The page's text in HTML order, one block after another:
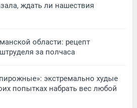
ждать ли нашествия
области: рецепт
за полчаса
экстремально худые
попытках набрать вес любой